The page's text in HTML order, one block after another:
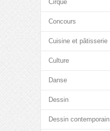
Cirque
Concours
Cuisine et pâtisserie
Culture
Danse
Dessin
Dessin contemporain